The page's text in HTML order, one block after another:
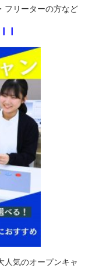
フリーターの方など
人気のオープンキャ